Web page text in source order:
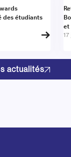
des étudiants
et
actualités